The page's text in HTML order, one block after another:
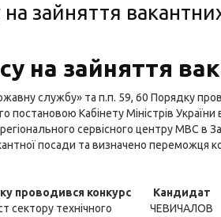
на зайняття
на зайняття
службу» та п.п. 59, 60 Порядку
Кабінету Міністрів
сервісного центру МВС в
посади та визначено переможця
проводився конкурс Кандидат
сектору технічного
ЧЕВИЧАЛОВ